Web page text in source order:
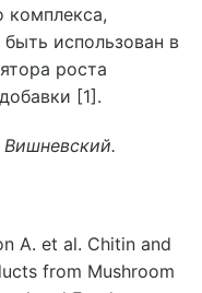
комплекса,
использован в
роста
[1].
A. et al. Chitin and
from Mushroom